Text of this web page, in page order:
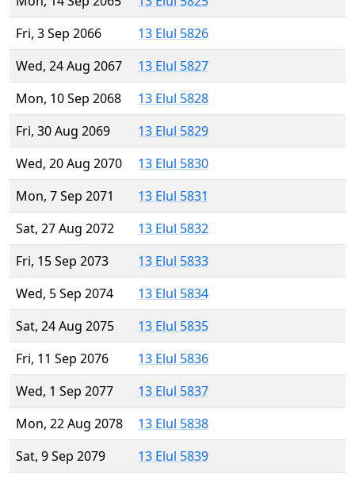
Fri, 3 Sep 2066
13 Elul 5826
Wed, 24 Aug 2067
13 Elul 5827
Mon, 10 Sep 2068
13 Elul 5828
Fri, 30 Aug 2069
13 Elul 5829
Wed, 20 Aug 2070
13 Elul 5830
Mon, 7 Sep 2071
13 Elul 5831
Sat, 27 Aug 2072
13 Elul 5832
Fri, 15 Sep 2073
13 Elul 5833
Wed, 5 Sep 2074
13 Elul 5834
Sat, 24 Aug 2075
13 Elul 5835
Fri, 11 Sep 2076
13 Elul 5836
Wed, 1 Sep 2077
13 Elul 5837
Mon, 22 Aug 2078
13 Elul 5838
Sat, 9 Sep 2079
13 Elul 5839